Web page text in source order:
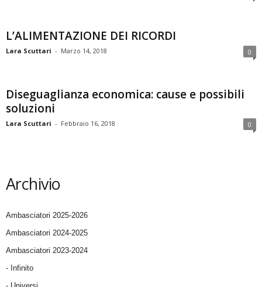
L’ALIMENTAZIONE DEI RICORDI
Lara Scuttari - Marzo 14, 2018 0
Diseguaglianza economica: cause e possibili
soluzioni
Lara Scuttari - Febbraio 16, 2018 0
Archivio
Ambasciatori 2025-2026
Ambasciatori 2024-2025
Ambasciatori 2023-2024
- Infinito